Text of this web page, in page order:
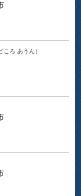
ころ あうん）